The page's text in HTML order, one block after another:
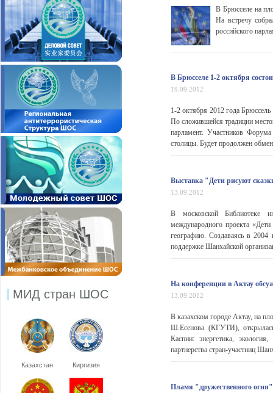
МИД стран ШОС
Казахстан Киргизия
В Брюсселе на
На встречу
российского
В Брюсселе 1-2 октября
19.09.2012
1-2 октября 2012 года
По сложившейся традиции
парламент. Участников
столицы. Будет продолжен
Выставка "Дети рисуют
13.09.2012
В московской Библиотеке
международного проекта
географию. Создаваясь в
поддержке Шанхайской
На конференции в Актау
13.09.2012
В казахском городе Актау, на
Ш.Есенова (КГУТИ), открылась
Каспии: энергетика,
партнерства стран-участниц
Пламя "дружественного огня"